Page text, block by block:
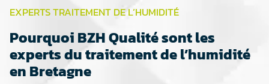
EXPERTS TRAITEMENT DE L’HUMIDITÉ
Pourquoi BZH Qualité sont les
experts du traitement de l’humidité
en Bretagne